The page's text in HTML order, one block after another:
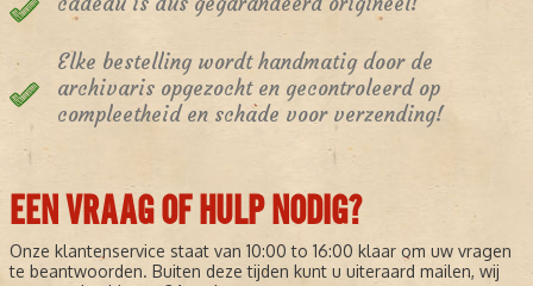
Elke bestelling wordt handmatig door de
archivaris opgezocht en gecontroleerd op
compleetheid en schade voor verzending!
EEN VRAAG OF HULP NODIG?
Onze klantenservice staat van 10:00 to 16:00 klaar om uw vragen
te beantwoorden. Buiten deze tijden kunt u uiteraard mailen, wij